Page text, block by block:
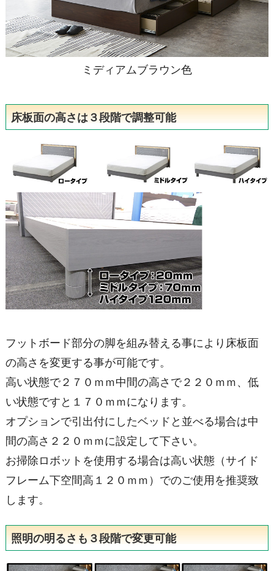
ミディアムブラウン色
床板面の高さは３段階で調整可能
フットボード部分の脚を組み替える事により床板面
の高さを変更する事が可能です。
高い状態で２７０ｍｍ中間の高さで２２０ｍｍ、低
い状態ですと１７０ｍｍになります。
オプションで引出付にしたベッドと並べる場合は中
間の高さ２２０ｍｍに設定して下さい。
お掃除ロボットを使用する場合は高い状態（サイド
フレーム下空間高１２０ｍｍ）でのご使用を推奨致
します。
照明の明るさも３段階で変更可能